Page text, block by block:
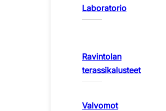
Laboratorio
Ravintolan
terassikalusteet
Valvomot